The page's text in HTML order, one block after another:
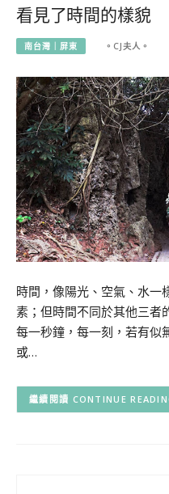
看見了時間的樣貌
南台灣｜屏東 。CJ夫人。
時間，像陽光、空氣、水一
素；但時間不同於其他三者
每一秒鐘，每一刻，若有似
或…
CONTINUE